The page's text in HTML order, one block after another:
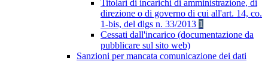
Titolari di incarichi di amministrazione, di
direzione o di governo di cui all'art. 14, co.
1-bis, del dlgs n. 33/2013 1
Cessati dall'incarico (documentazione da
pubblicare sul sito web)
Sanzioni per mancata comunicazione dei dati